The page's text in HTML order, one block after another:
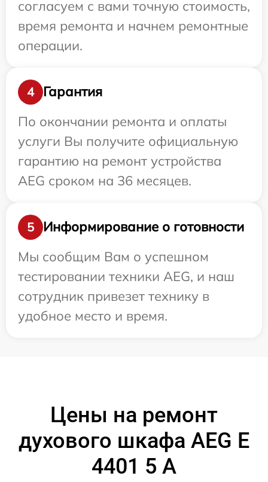
согласуем с вами точную стоимость,
время ремонта и начнем ремонтные
операции.
4
Гарантия
По окончании ремонта и оплаты
услуги Вы получите официальную
гарантию на ремонт устройства
AEG сроком на 36 месяцев.
5
Информирование о готовности
Мы сообщим Вам о успешном
тестировании техники AEG, и наш
сотрудник привезет технику в
удобное место и время.
Цены на ремонт
духового шкафа AEG E
4401 5 A